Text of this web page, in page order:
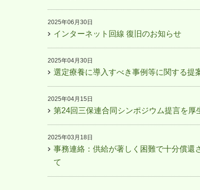
2025年06月30日
インターネット回線 復旧のお知らせ
2025年04月30日
選定療養に導入すべき事例等に関する提
2025年04月15日
第24回三保連合同シンポジウム提言を厚
2025年03月18日
事務連絡：供給が著しく困難で十分償還
て